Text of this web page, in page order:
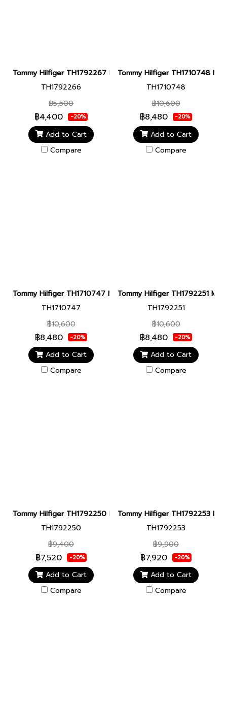
Tommy Hilfiger TH1792267 Men watch นาฬิกาข้อมือ นาฬิกา ผู้ชาย
TH1792266
฿5,500
฿4,400 -20%
Add to Cart
Compare
Tommy Hilfiger TH1710748
TH1710748
฿10,600
฿8,480 -20%
Add to Cart
Compare
Tommy Hilfiger TH1710747 Men watch นาฬิกาข้อมือ นาฬิกา ผู้ชาย
TH1710747
฿10,600
฿8,480 -20%
Add to Cart
Compare
Tommy Hilfiger TH1792251
TH1792251
฿10,600
฿8,480 -20%
Add to Cart
Compare
Tommy Hilfiger TH1792250 Men watch นาฬิกาข้อมือ นาฬิกา ผู้ชาย
TH1792250
฿9,400
฿7,520 -20%
Add to Cart
Compare
Tommy Hilfiger TH1792253
TH1792253
฿9,900
฿7,920 -20%
Add to Cart
Compare